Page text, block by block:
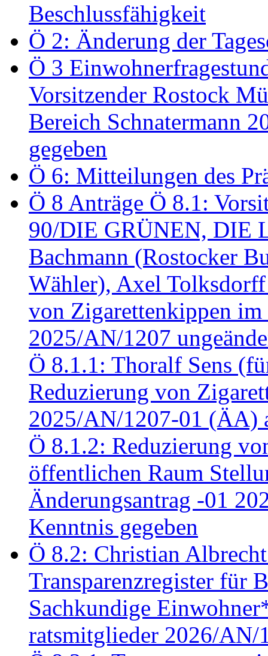
Beschlussfähigkeit
Ö 2: Änderung der
Ö 3
Vorsitzender Rostock
Bereich Schnatermann
gegeben
Ö 6: Mitteilungen des
Ö 8 Anträge Ö 8.1:
90/DIE GRÜNEN, DIE
Bachmann (Rostocker
Wähler), Axel
von Zigarettenkippen
2025/AN/1207
Ö 8.1.1: Thoralf Sens
Reduzierung von
2025/AN/1207-01 (ÄA)
Ö 8.1.2: Reduzierung
öffentlichen Raum
Änderungsantrag -01
Kenntnis gegeben
Ö 8.2: Christian
Transparenzregister für
Sachkundige
ratsmitglieder 2026/AN/